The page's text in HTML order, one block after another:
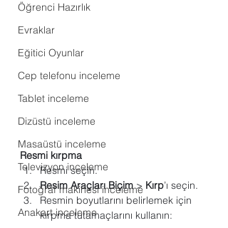
Öğrenci Hazırlık
Evraklar
Eğitici Oyunlar
Cep telefonu inceleme
Tablet inceleme
Dizüstü inceleme
Masaüstü inceleme
Televizyon inceleme
Fotoğraf makinesi inceleme
Anakart inceleme
Resmi kırpma
Resmi seçin.
Resim Araçları Biçim > Kırp’ı seçin.
Resmin boyutlarını belirlemek için
kırpma tutamaçlarını kullanın: